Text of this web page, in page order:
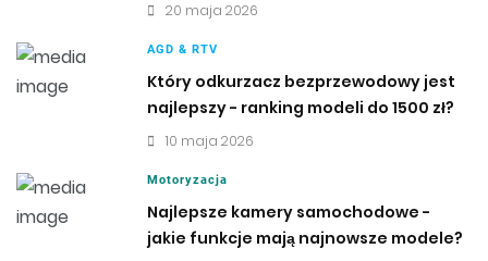
20 maja 2026
AGD & RTV
Który odkurzacz bezprzewodowy jest
najlepszy - ranking modeli do 1500 zł?
10 maja 2026
Motoryzacja
Najlepsze kamery samochodowe -
jakie funkcje mają najnowsze modele?